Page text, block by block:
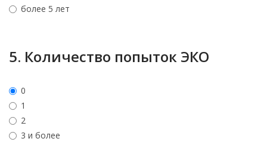
более 5 лет
5. Количество попыток ЭКО
0
1
2
3 и более